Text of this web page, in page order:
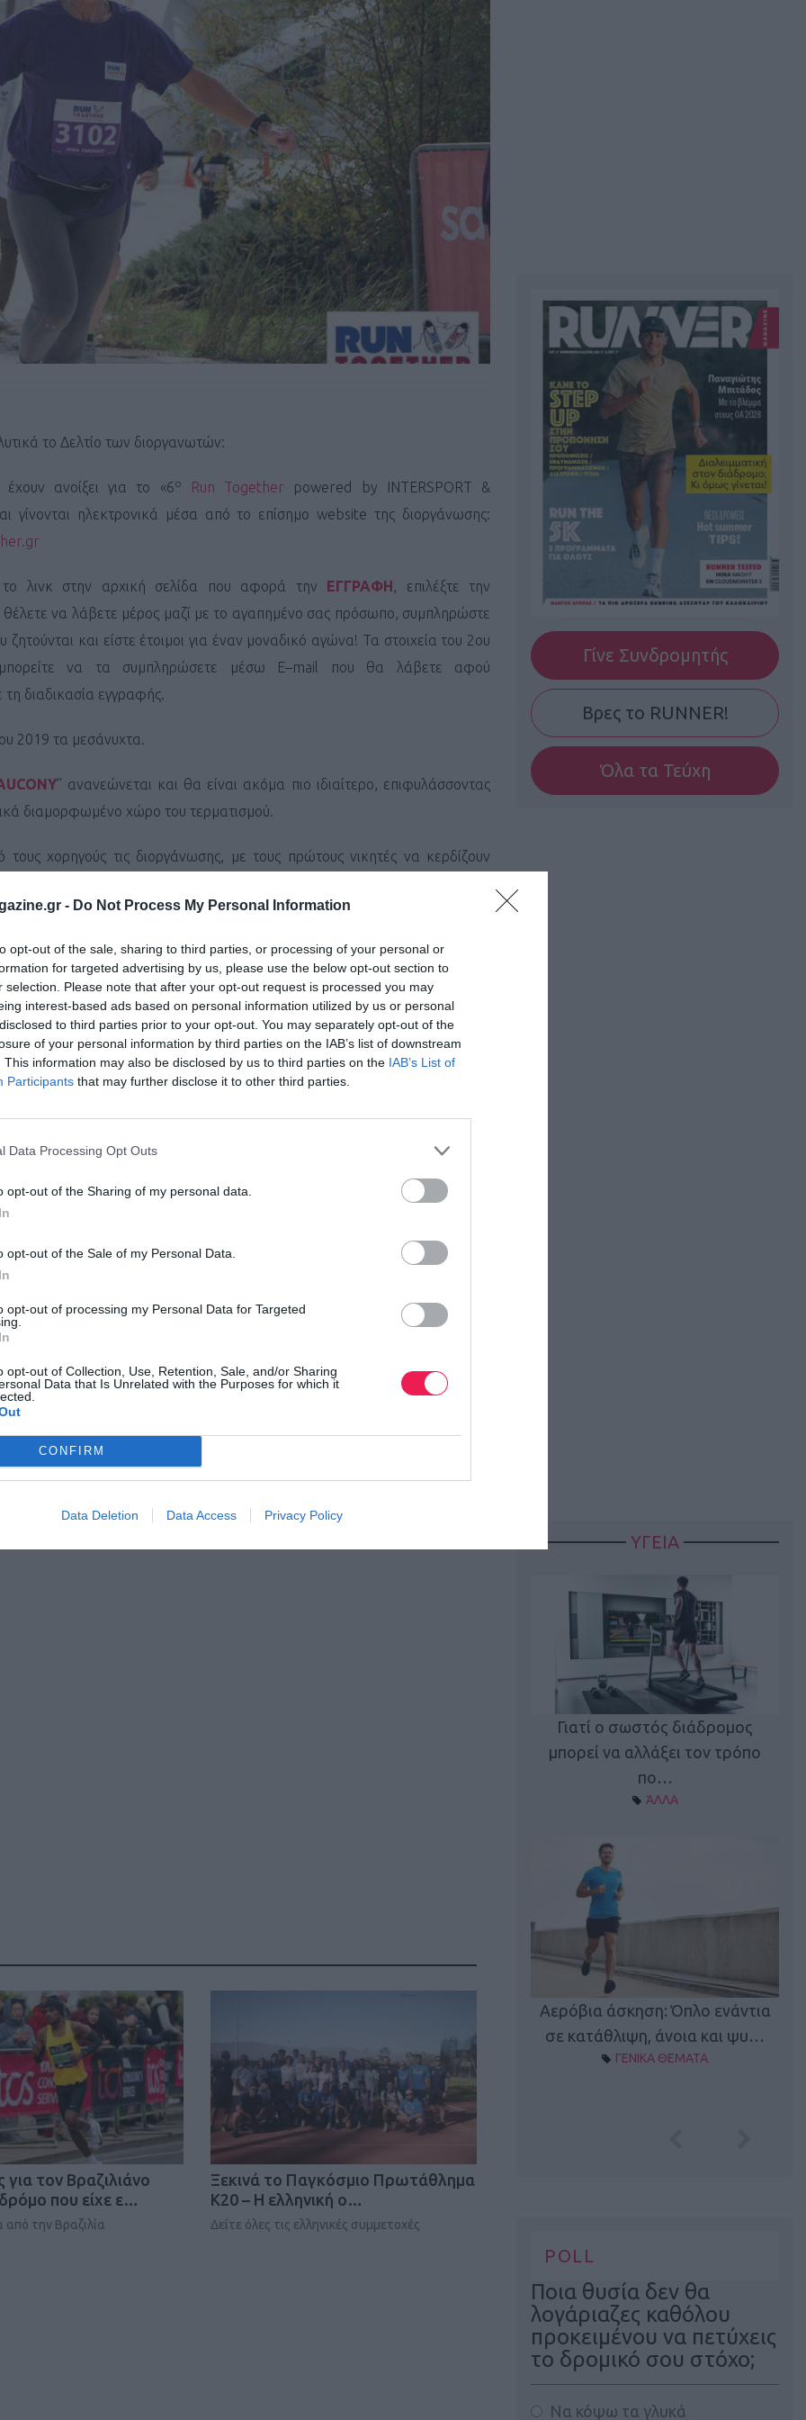
- Do Not Process My Personal Information
opt-out of the sale, sharing to third parties, or processing of your personal or
for targeted advertising by us, please use the below opt-out section to
selection. Please note that after your opt-out request is processed you may
interest-based ads based on personal information utilized by us or personal
to third parties prior to your opt-out. You may separately opt-out of the
of your personal information by third parties on the IAB’s list of downstream
This information may also be disclosed by us to third parties on the IAB’s List of
Participants that may further disclose it to other third parties.
Data Processing Opt Outs
opt-out of the Sharing of my personal data.
opt-out of the Sale of my Personal Data.
opt-out of processing my Personal Data for Targeted
opt-out of Collection, Use, Retention, Sale, and/or Sharing
Data that Is Unrelated with the Purposes for which it
CONFIRM
Data Deletion Data Access Privacy Policy
το Δελτίο των διοργανωτών:
ανοίξει για το «6ο Run Together powered by INTERSPORT &
γίνονται ηλεκτρονικά μέσα από το επίσημοwebsite της διοργάνωσης:
το λινκ στην αρχική σελίδα που αφορά την ΕΓΓΡΑΦΗ, επιλέξτε την
να λάβετε μέρος μαζί με το αγαπημένο σας πρόσωπο, συμπληρώστε
ζητούνται και είστε έτοιμοι για έναν μοναδικό αγώνα! Τα στοιχεία του 2ου
να τα συμπληρώσετε μέσω
E–mail
που θα λάβετε αφού
διαδικασία εγγραφής.
2019 τα μεσάνυχτα.
” ανανεώνεται και θα είναι ακόμα πιο ιδιαίτερο, επιφυλάσσοντας
διαμορφωμένο χώρο του τερματισμού.
χορηγούς τις διοργάνωσης, με τους πρώτους νικητές να κερδίζουν
περιβάλλοντα χώρο του ΟΑΚΑ (είσοδο από Λ. Κύμης), την Κυριακή 13
μεταξύ 3 διαφορετικών αποστάσεων, των 3χλμ, των 6χλμ και των
fun runπου υπόσχεται και φέτος μια μοναδικήrunningεμπειρία σε όλους
Ένα μοναδικό
event
για όλους όσους έχουν το ίδιο πάθος για το
1 παιδί ως εξής: Άνδρας-Άνδρας, Γυναίκα- Γυναίκα, Άνδρας-Γυναίκα,
του ζευγαριού υπολογίζεται ο χρόνος του συμμετέχοντα που
ηCOSMOTE TVκαι τοACTION24.
επίσημο
τον κόσμο στοGoogleNews του Runnermagazine
για τον Βραζιλιάνο
που είχε ε…
από την Βραζιλία
Ξεκινά το Παγκόσμιο Πρωτάθλημα
Κ20 – Η ελληνική ο…
Δείτε όλες τις ελληνικές συμμετοχές
Γίνε Συνδρομητής
Βρες το RUNNER!
Όλα τα Τεύχη
ΥΓΕΙΑ
Γιατί ο σωστός διάδρομος
μπορεί να αλλάξει τον τρόπο
πο…
ΆΛΛΑ
Αερόβια άσκηση: Όπλο ενάντια
σε κατάθλιψη, άνοια και ψυ…
ΓΕΝΙΚΑ ΘΕΜΑΤΑ
POLL
Ποια θυσία δεν θα
λογάριαζες καθόλου
προκειμένου να πετύχεις
το δρομικό σου στόχο;
Να κόψω τα γλυκά